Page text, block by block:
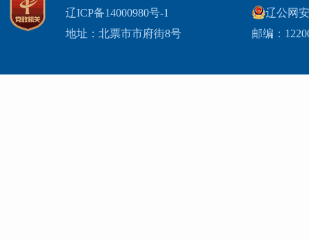
辽ICP备14000980号-1
地址：北票市市府街8号
辽公网
邮编：